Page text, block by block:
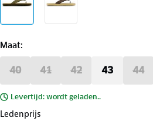
Maat:
40 41 42 43 44
Levertijd: wordt geladen..
Ledenprijs